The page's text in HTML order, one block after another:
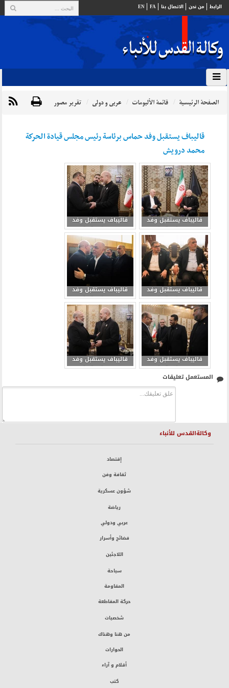
الرابط من نحن الاتصال بنا FA
EN
الصفحة الرئيسية قائمة الألبومات عربي و دولي تقرير مصور
قاليباف يستقبل وفد حماس برئاسة رئيس مجلس قيادة الحركة
محمد درويش
قاليباف يستقبل وفد
حماس برئاسة رئيس
مجلس قيادة الحركة
محمد درويش 2
قاليباف يستقبل وفد
حماس برئاسة رئيس
مجلس قيادة الحركة
محمد درويش 3
قاليباف يستقبل وفد
حماس برئاسة رئيس
مجلس قيادة الحركة
محمد درويش 4
قاليباف يستقبل وفد
حماس برئاسة رئيس
مجلس قيادة الحركة
محمد درويش 5
قاليباف يستقبل وفد
حماس برئاسة رئيس
مجلس قيادة الحركة
محمد درويش 6
قاليباف يستقبل وفد
حماس برئاسة رئيس
محمد درويش 7
المستعمل تعليقات
وكالةالقدس للأنباء
إقتصاد
ثقافة وفن
شؤون عسكرية
رياضة
عربي ودولي
فضائح وأسرار
اللاجئين
سياحة
المقاومة
حركة المقاطعة
شخصيات
من هنا وهناك
الحوارات
أقلام و آراء
كتب